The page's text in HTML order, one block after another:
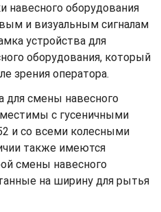
навесного оборудования
и визуальным сигналам
устройства для
оборудования, который
зрения оператора.
для смены навесного
с гусеничными
и со всеми колесными
также имеются
смены навесного
на ширину для рытья